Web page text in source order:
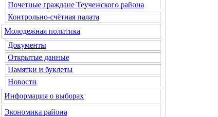
Почетные граждане Теучежского района
Контрольно-счётная палата
Молодежная политика
Документы
Открытые данные
Памятки и буклеты
Новости
Информация о выборах
Экономика района